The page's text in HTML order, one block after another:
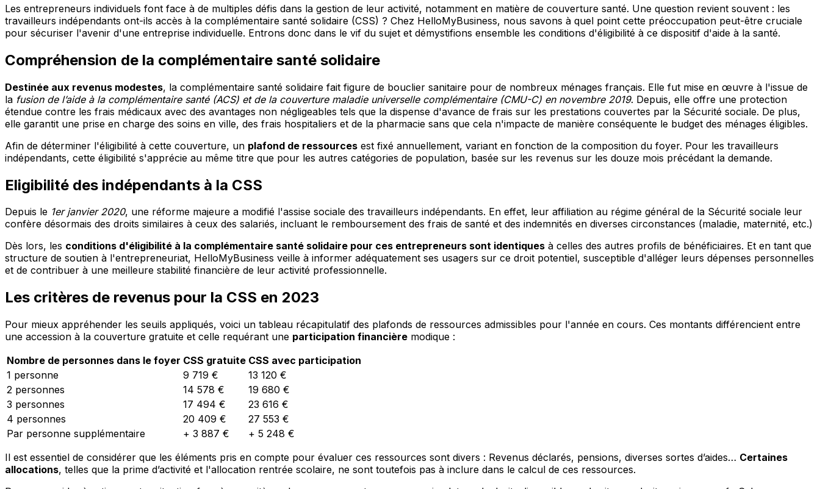
Les entrepreneurs individuels font face à de multiples défis dans la gestion de leur activité, notamment en matière de couverture santé. Une question revient souvent : les
travailleurs indépendants ont-ils accès à la complémentaire santé solidaire (CSS) ? Chez HelloMyBusiness, nous savons à quel point cette préoccupation peut-être cruciale
pour sécuriser l'avenir d'une entreprise individuelle. Entrons donc dans le vif du sujet et démystifions ensemble les conditions d'éligibilité à ce dispositif d'aide à la santé.
Compréhension de la complémentaire santé solidaire
Destinée aux revenus modestes, la complémentaire santé solidaire fait figure de bouclier sanitaire pour de nombreux ménages français. Elle fut mise en œuvre à l'issue de
la fusion de l’aide à la complémentaire santé (ACS) et de la couverture maladie universelle complémentaire (CMU-C) en novembre 2019. Depuis, elle offre une protection
étendue contre les frais médicaux avec des avantages non négligeables tels que la dispense d'avance de frais sur les prestations couvertes par la Sécurité sociale. De plus,
elle garantit une prise en charge des soins en ville, des frais hospitaliers et de la pharmacie sans que cela n'impacte de manière conséquente le budget des ménages éligibles.
Afin de déterminer l'éligibilité à cette couverture, un plafond de ressources est fixé annuellement, variant en fonction de la composition du foyer. Pour les travailleurs
indépendants, cette éligibilité s'apprécie au même titre que pour les autres catégories de population, basée sur les revenus sur les douze mois précédant la demande.
Eligibilité des indépendants à la CSS
Depuis le 1er janvier 2020, une réforme majeure a modifié l'assise sociale des travailleurs indépendants. En effet, leur affiliation au régime général de la Sécurité sociale leur
confère désormais des droits similaires à ceux des salariés, incluant le remboursement des frais de santé et des indemnités en diverses circonstances (maladie, maternité, etc.)
Dès lors, les conditions d'éligibilité à la complémentaire santé solidaire pour ces entrepreneurs sont identiques à celles des autres profils de bénéficiaires. Et en tant que
structure de soutien à l'entrepreneuriat, HelloMyBusiness veille à informer adéquatement ses usagers sur ce droit potentiel, susceptible d'alléger leurs dépenses personnelles
et de contribuer à une meilleure stabilité financière de leur activité professionnelle.
Les critères de revenus pour la CSS en 2023
Pour mieux appréhender les seuils appliqués, voici un tableau récapitulatif des plafonds de ressources admissibles pour l'année en cours. Ces montants différencient entre
une accession à la couverture gratuite et celle requérant une participation financière modique :
Nombre de personnes dans le foyer CSS gratuite CSS avec participation
1 personne
9 719 €
13 120 €
2 personnes
14 578 €
19 680 €
3 personnes
17 494 €
23 616 €
4 personnes
20 409 €
27 553 €
Par personne supplémentaire
+ 3 887 €
+ 5 248 €
Il est essentiel de considérer que les éléments pris en compte pour évaluer ces ressources sont divers : Revenus déclarés, pensions, diverses sortes d’aides… Certaines
allocations, telles que la prime d’activité et l'allocation rentrée scolaire, ne sont toutefois pas à inclure dans le calcul de ces ressources.